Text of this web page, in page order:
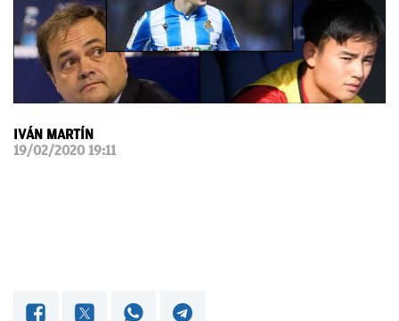
PAPARAZZI
OKDIARIO
IVÁN MARTÍN
19/02/2020 19:11